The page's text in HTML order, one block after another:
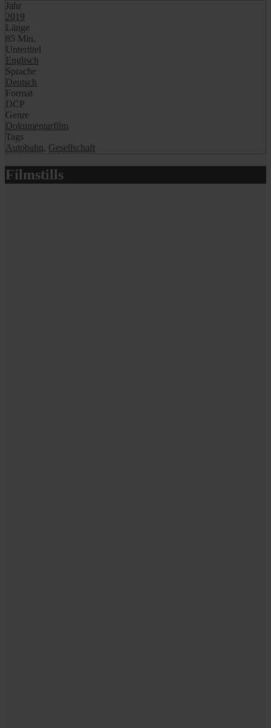
Jahr
2019
Länge
85 Min.
Untertitel
Englisch
Sprache
Deutsch
Format
DCP
Genre
Dokumentarfilm
Tags
Autobahn, Gesellschaft
Filmstills